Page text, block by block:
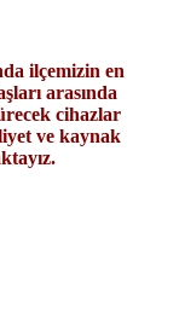
ilçemizin en
arasında
cihazlar
ve kaynak